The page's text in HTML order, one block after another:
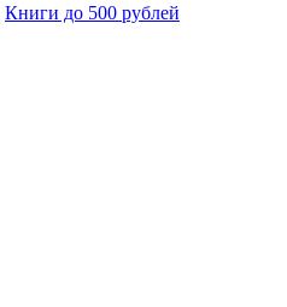
Книги до 500 рублей